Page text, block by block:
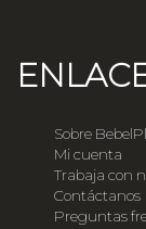
Sobre
Mi cuenta
Trabaja con
Contáctanos
Preguntas